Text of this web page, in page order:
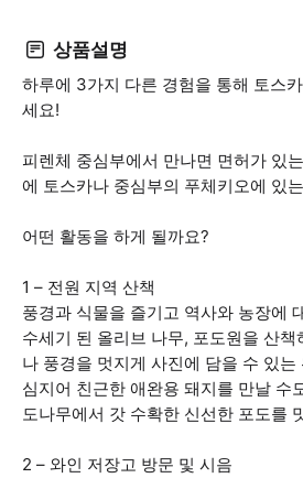
상품설명
하루에 3가지 다른 경험을 통해 토스
세요!
피렌체 중심부에서 만나면 면허가 있
에 토스카나 중심부의 푸체키오에 있
어떤 활동을 하게 될까요?
1 – 전원 지역 산책
풍경과 식물을 즐기고 역사와 농장에
수세기 된 올리브 나무, 포도원을 산
나 풍경을 멋지게 사진에 담을 수 있는
심지어 친근한 애완용 돼지를 만날 수
도나무에서 갓 수확한 신선한 포도를
2 – 와인 저장고 방문 및 시음